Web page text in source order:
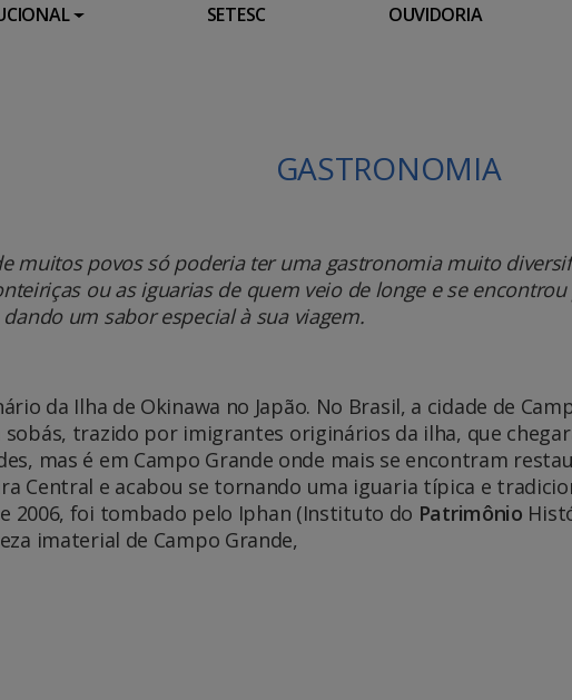
SETESC OUVIDORIA
GASTRONOMIA
muitos povos só poderia ter uma gastronomia muito
ou as iguarias de quem veio de longe e se
um sabor especial à sua viagem.
da Ilha de Okinawa no Japão. No Brasil, a cidade de
trazido por imigrantes originários da ilha, que
mas é em Campo Grande onde mais se encontram
Central e acabou se tornando uma iguaria típica e
2006, foi tombado pelo Iphan (Instituto do Patrimônio
imaterial de Campo Grande,